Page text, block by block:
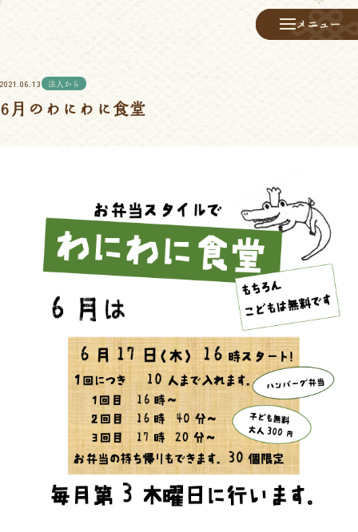
メニュー
メニュー
2021.06.13 法人から
6月のわにわに食堂